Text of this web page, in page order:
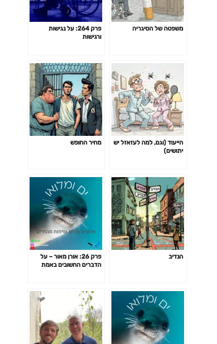
משפטה של הסיגריה
פרק 264: על נגישות
ורגישות
הייעוד (וגם, למה לעזאזל יש
יתושים)
מחיר החופש
הנדיב
פרק 26: אורן מאור – על
הדברים החשובים באמת